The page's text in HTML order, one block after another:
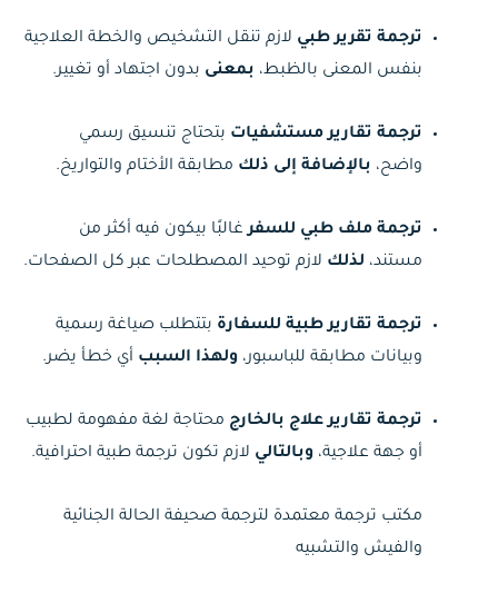
ترجمة تقرير طبي لازم تنقل التشخيص والخطة العلاجية
بنفس المعنى بالظبط، بمعنى بدون اجتهاد أو تغيير.
ترجمة تقارير مستشفيات بتحتاج تنسيق رسمي
واضح، بالإضافة إلى ذلك مطابقة الأختام والتواريخ.
ترجمة ملف طبي للسفرغالبًا بيكون فيه أكثر من
مستند، لذلك لازم توحيد المصطلحات عبر كل الصفحات.
ترجمة تقارير طبية للسفارة بتتطلب صياغة رسمية
وبيانات مطابقة للباسبور، ولهذا السبب أي خطأ يضر.
ترجمة تقارير علاج بالخارج محتاجة لغة مفهومة لطبيب
أو جهة علاجية، وبالتالي لازم تكون ترجمة طبية احترافية.
مكتب ترجمة معتمدة لترجمة صحيفة الحالة الجنائية
والفيش والتشبيه